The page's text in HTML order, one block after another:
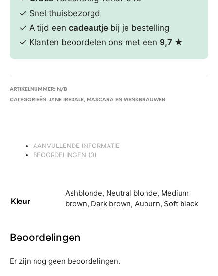
✓ Snel thuisbezorgd
✓ Altijd een cadeautje bij je bestelling
✓ Klanten beoordelen ons met een 9,7 ★
ARTIKELNUMMER: N/B
CATEGORIEËN: JANE IREDALE, MASCARA EN WENKBRAUWEN
AANVULLENDE INFORMATIE
BEOORDELINGEN (0)
Kleur
Ashblonde, Neutral blonde, Medium
brown, Dark brown, Auburn, Soft black
Beoordelingen
Er zijn nog geen beoordelingen.